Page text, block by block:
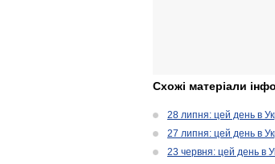
Схожі матеріали
28 липня: цей день в
27 липня: цей день в
23 червня: цей день в